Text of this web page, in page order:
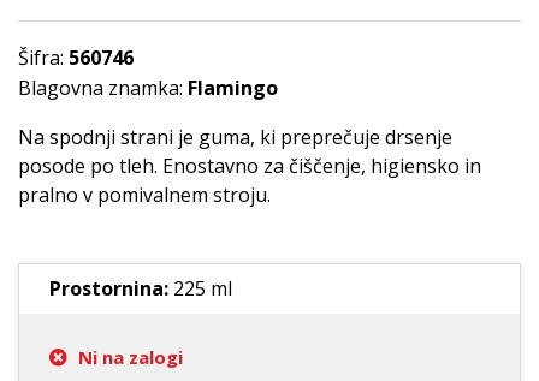
Šifra: 560746
Blagovna znamka: Flamingo
Na spodnji strani je guma, ki preprečuje drsenje
posode po tleh. Enostavno za čiščenje, higiensko in
pralno v pomivalnem stroju.
Prostornina: 225 ml
Ni na zalogi